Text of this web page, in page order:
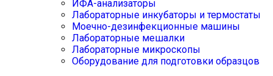
ИФА-анализаторы
Лабораторные инкубаторы и термостаты
Моечно-дезинфекционные машины
Лабораторные мешалки
Лабораторные микроскопы
Оборудование для подготовки образцов